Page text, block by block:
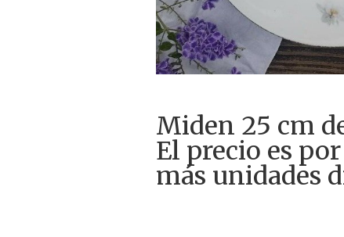
Miden 25 cm
El precio es
más unidades